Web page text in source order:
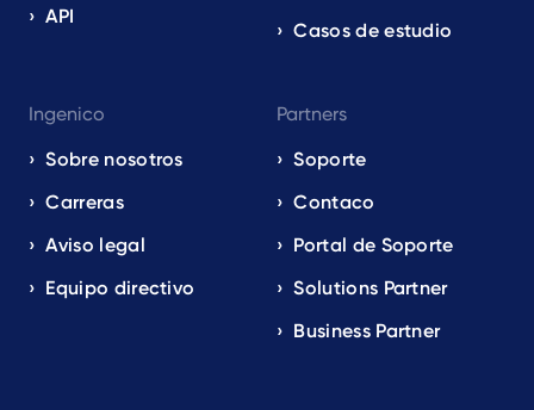
API
Casos de estudio
Ingenico
Sobre nosotros
Carreras
Aviso legal
Equipo directivo
Partners
Soporte
Contaco
Portal de Soporte
Solutions Partner
Business Partner